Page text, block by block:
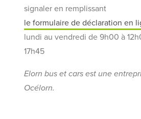
signaler en remplissant
le formulaire de déclaration en
lundi au vendredi de 9h00 à
17h45
Elorn bus et cars est une
Océlorn.